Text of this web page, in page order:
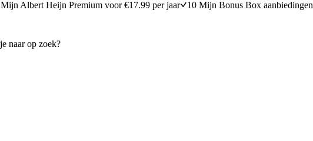
Mijn Albert Heijn Premium voor €17.99 per jaar 10 Mijn Bonus Box aanbiedingen